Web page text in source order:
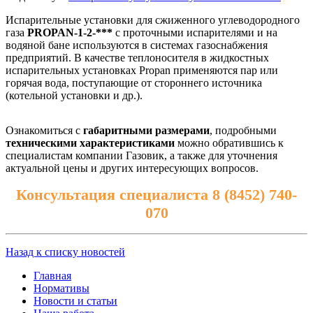
Испарительные установки для сжиженного углеводородного
газа PROPAN-1-2-*** с проточными испарителями и на
водяной бане используются в системах газоснабжения
предприятий. В качестве теплоносителя в жидкостных
испарительных установках Propan применяются пар или
горячая вода, поступающие от стороннего источника
(котельной установки и др.).
Ознакомиться с габаритными размерами, подробными
техническими характеристиками можно обратившись к
специалистам компании Газовик, а также для уточнения
актуальной цены и других интересующих вопросов.
Консультация специалиста 8 (8452) 740-
070
Назад к списку новостей
Главная
Нормативы
Новости и статьи